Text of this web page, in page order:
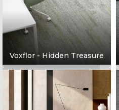
Voxflor - Hidden Treasure